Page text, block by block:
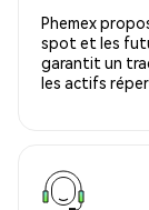
Phemex
spot et les
garantit un
les actifs